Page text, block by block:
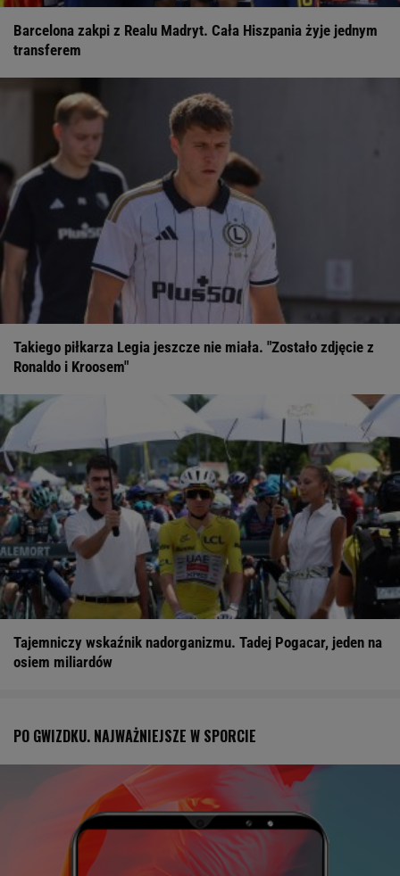
Barcelona zakpi z Realu Madryt. Cała Hiszpania żyje jednym
transferem
Takiego piłkarza Legia jeszcze nie miała. "Zostało zdjęcie z
Ronaldo i Kroosem"
Tajemniczy wskaźnik nadorganizmu. Tadej Pogacar, jeden na
osiem miliardów